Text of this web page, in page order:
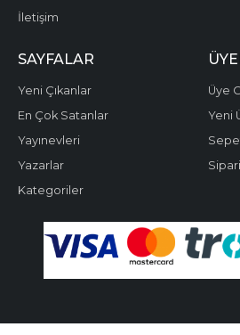
İletişim
SAYFALAR
Yeni Çıkanlar
En Çok Satanlar
Yayınevleri
Yazarlar
Kategoriler
Üye
Yeni